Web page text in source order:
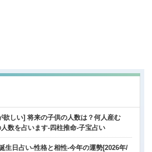
欲しい] 将来の子供の人数は？何人産む
数を占います-四柱推命-子宝占い
生日占い-性格と相性-今年の運勢[2026年/